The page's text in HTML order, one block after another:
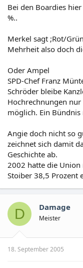
Bei den Boardies
%..
Merkel sagt ;Rot/
Mehrheit also doch
Oder Ampel
SPD-Chef Franz
Schröder bleibe
Hochrechnungen
möglich. Ein
Angie doch nicht so
zeichnet sich damit
Geschichte ab.
2002 hatte die
Stoiber 38,5 Prozent
D Damage
Meister
18. September 2005